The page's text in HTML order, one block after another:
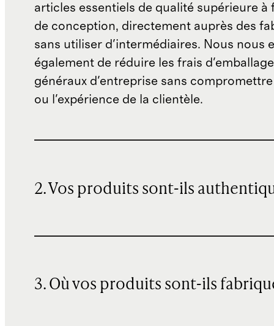
articles essentiels de qualité supérieure à
de conception, directement auprès des
sans utiliser d'intermédiaires. Nous nous
également de réduire les frais
généraux d'entreprise sans
ou l'expérience de la clientèle.
2. Vos produits sont-ils
3. Où vos produits sont-ils